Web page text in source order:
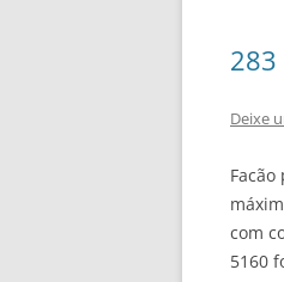
283
Deixe
com
5160